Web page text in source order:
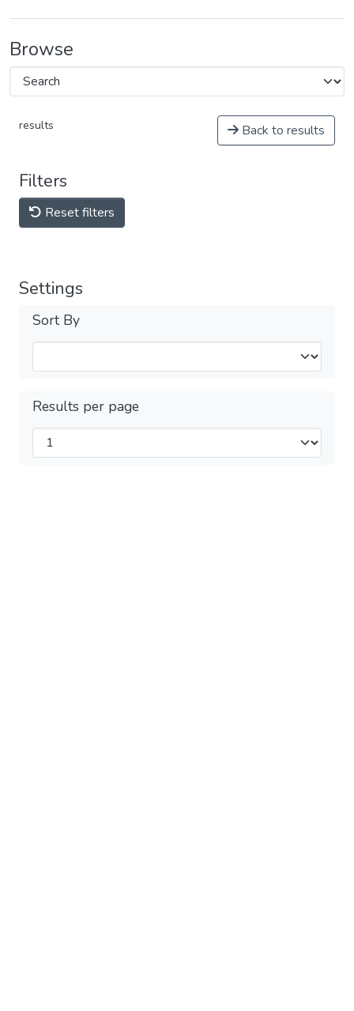
Browse
results Back to results
Filters
Reset filters
Settings
Sort By
Results per page